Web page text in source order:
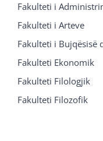
Fakulteti i
Fakulteti i Arteve
Fakulteti i Bujqësisë
Fakulteti Ekonomik
Fakulteti Filologjik
Fakulteti Filozofik